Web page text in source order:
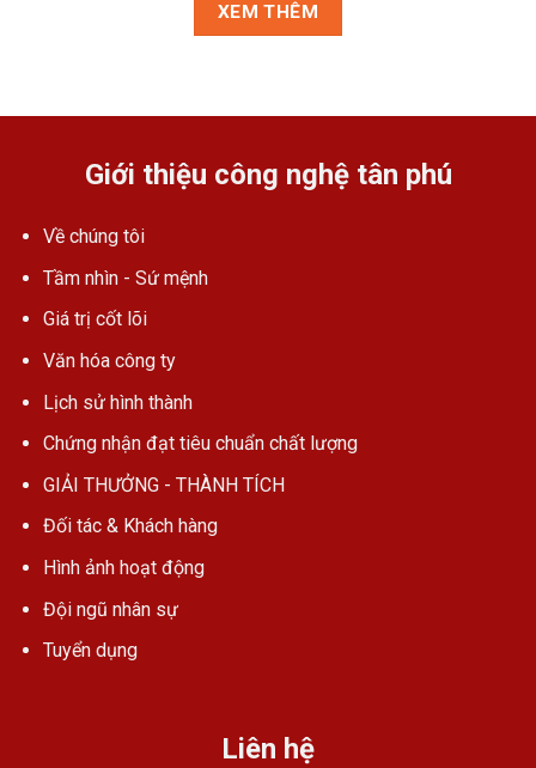
XEM THÊM
Giới thiệu công nghệ tân phú
Về chúng tôi
Tầm nhìn - Sứ mệnh
Giá trị cốt lõi
Văn hóa công ty
Lịch sử hình thành
Chứng nhận đạt tiêu chuẩn chất lượng
GIẢI THƯỞNG - THÀNH TÍCH
Đối tác & Khách hàng
Hình ảnh hoạt động
Đội ngũ nhân sự
Tuyển dụng
Liên hệ